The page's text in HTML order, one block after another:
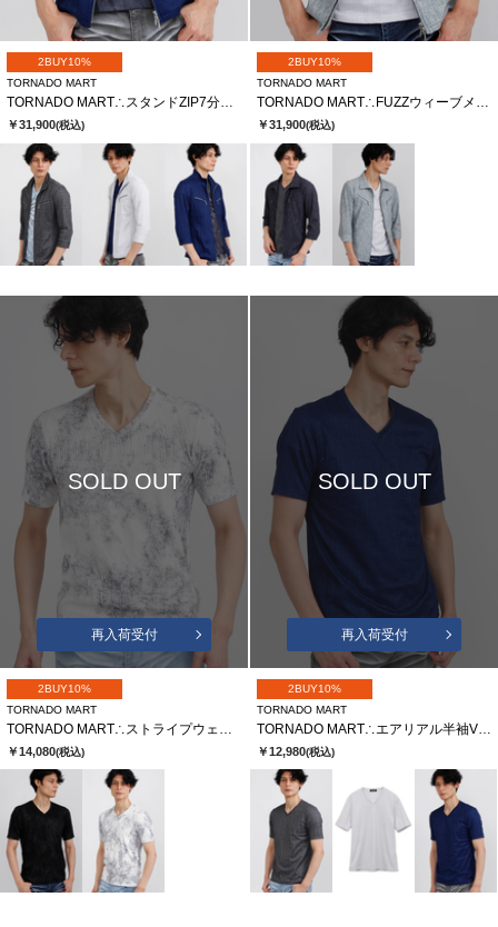
2BUY10%
TORNADO MART
TORNADO MART∴スタンドZIP7分袖ブルゾン
￥31,900(税込)
2BUY10%
TORNADO MART
TORNADO MART∴FUZZウィーブメッシュHT7分袖シャツブルゾン
￥31,900(税込)
SOLD OUT
再入荷受付
2BUY10%
TORNADO MART
￥14,080(税込)
SOLD OUT
再入荷受付
2BUY10%
TORNADO MART
￥12,980(税込)